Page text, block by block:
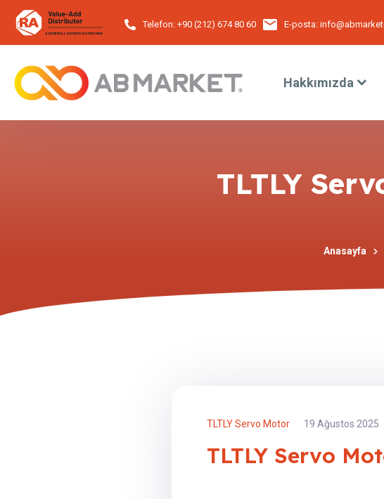
Telefon:+90 (212) 674 80 60 E-posta:
Hakkımızda
TLTLY
Anasayfa
TLTLY Servo Motor 19 Ağustos 2025
TLTLY Servo